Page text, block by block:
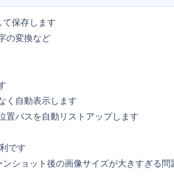
保存します
の変換など
く自動表示します
置パスを自動リストアップします
です
ショット後の画像サイズが大きすぎる問